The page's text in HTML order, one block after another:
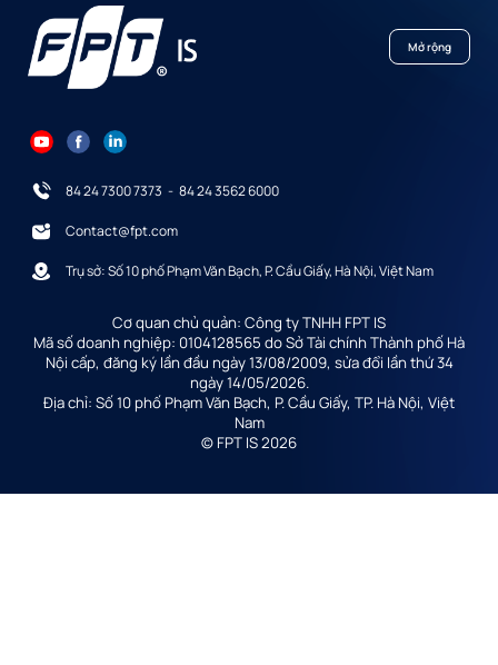
Mở rộng
84 24 7300 7373 - 84 24 3562 6000
Contact@fpt.com
Trụ sở: Số 10 phố Phạm Văn Bạch, P. Cầu Giấy, Hà Nội, Việt Nam
Cơ quan chủ quản: Công ty TNHH FPT IS
Mã số doanh nghiệp: 0104128565 do Sở Tài chính Thành phố Hà
Nội cấp, đăng ký lần đầu ngày 13/08/2009, sửa đổi lần thứ 34
ngày 14/05/2026.
Địa chỉ: Số 10 phố Phạm Văn Bạch, P. Cầu Giấy, TP. Hà Nội, Việt
Nam
© FPT IS 2026